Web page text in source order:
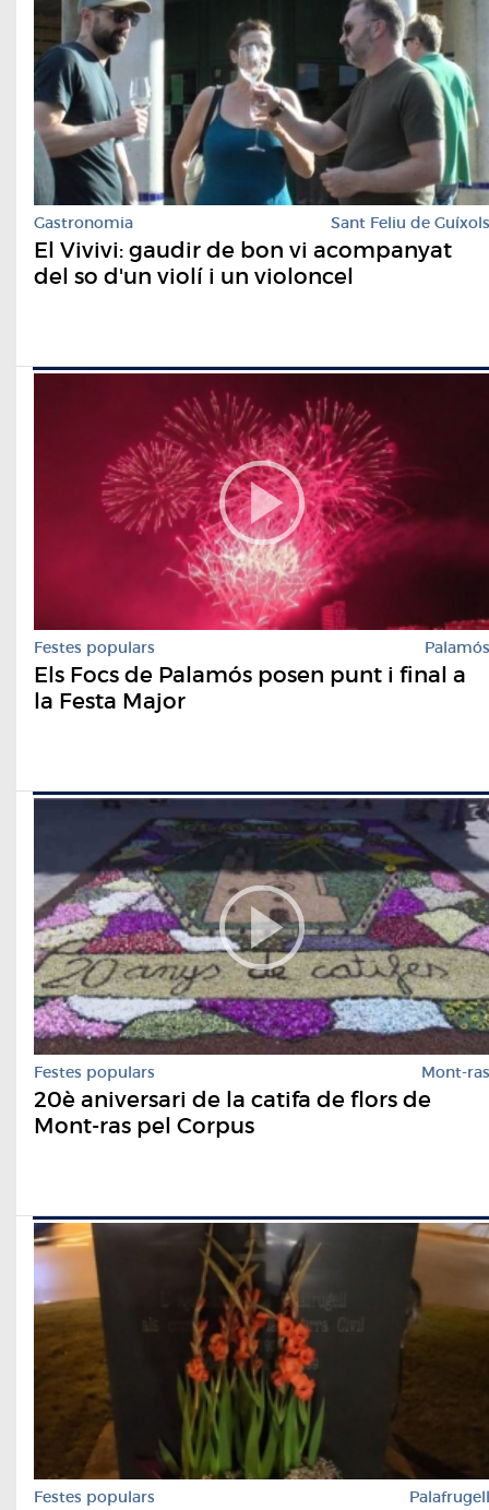
Gastronomia Sant Feliu de Guíxols
El Vivivi: gaudir de bon vi acompanyat
del so d'un violí i un violoncel
Festes populars Palamós
Els Focs de Palamós posen punt i final a
la Festa Major
Festes populars Mont-ras
20è aniversari de la catifa de flors de
Mont-ras pel Corpus
Festes populars Palafrugell